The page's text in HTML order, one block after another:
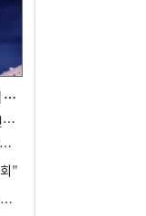
트럼프 "호르무즈 해협 곧 열릴것… 그렇지 않으면 이란에 강력 공격"
美 "조만간 이란과 호르무즈 해협 개방 관련된 합의 이뤄질 것"
되풀이…오락가락 트럼프 비꼰 ‘타코’
”
승리비결 잊은 미국, 이메일로 '응징 아이디어' 구걸